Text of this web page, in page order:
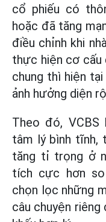
cổ phiếu có
hoặc đã tăng
điều chỉnh khi
thực hiện cơ cấu
chung thì hiện
ảnh hưởng diện
Theo đó, VCBS
tâm lý bình tĩnh,
tăng tỉ trọng ở
tích cực hơn so
chọn lọc những
câu chuyện